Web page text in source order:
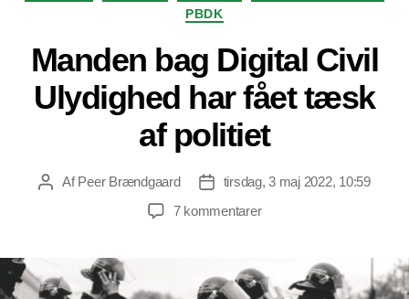
PBDK
Manden bag Digital Civil
Ulydighed har fået tæsk
af politiet
Indlægsforfatter
AfPeer Brændgaard Indlægsdato
tirsdag, 3 maj 2022, 10:59
7 kommentarertil
Digital
Civil